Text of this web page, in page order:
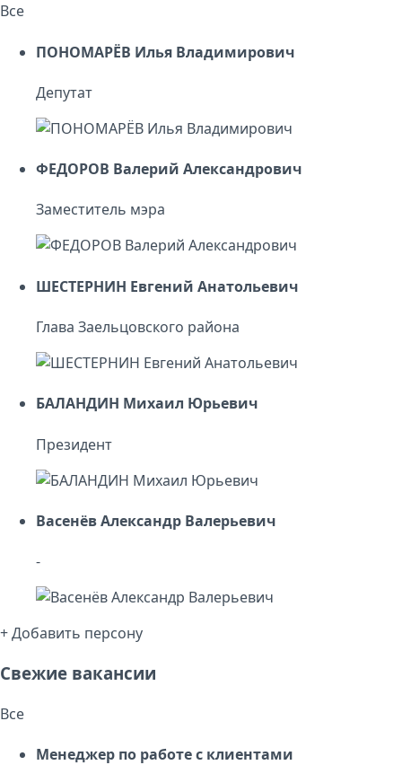
Все
ПОНОМАРЁВ Илья Владимирович
Депутат
ФЕДОРОВ Валерий Александрович
Заместитель мэра
ШЕСТЕРНИН Евгений Анатольевич
Глава Заельцовского района
БАЛАНДИН Михаил Юрьевич
Президент
Васенёв Александр Валерьевич
-
+ Добавить персону
Свежие вакансии
Все
Менеджер по работе с клиентами